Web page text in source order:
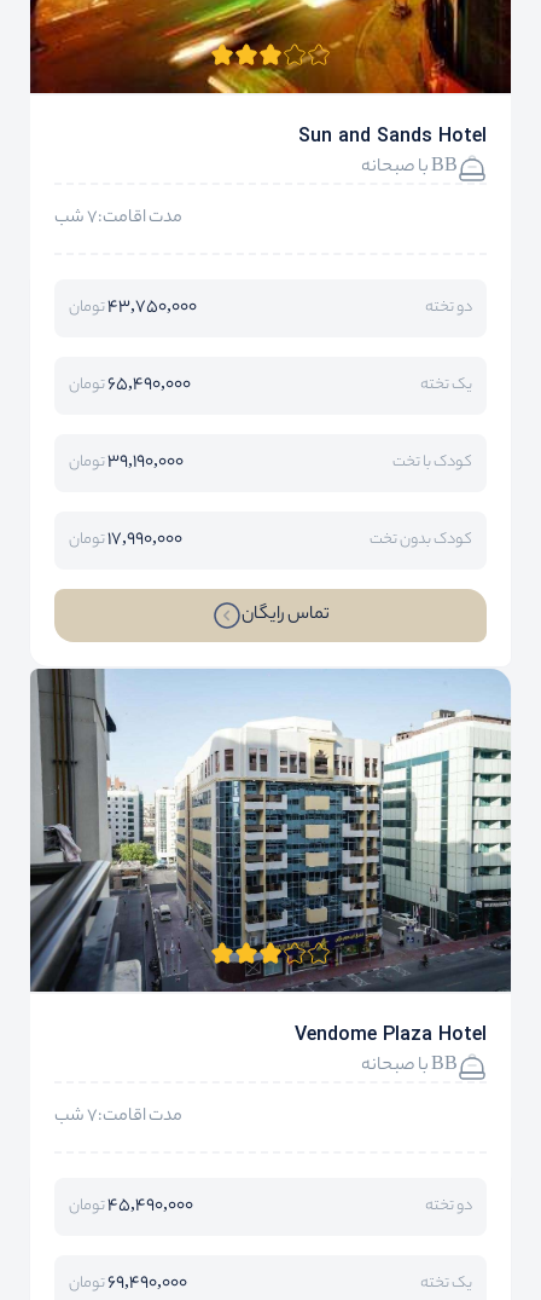
Sun and Sands Hotel
BB با صبحانه
مدت اقامت:7 شب
دو تخته 43,750,000تومان
یک تخته 65,490,000تومان
کودک با تخت 39,190,000تومان
کودک بدون تخت 17,990,000تومان
تماس رایگان
Vendome Plaza Hotel
BB با صبحانه
مدت اقامت:7 شب
دو تخته 45,490,000تومان
یک تخته 69,490,000تومان